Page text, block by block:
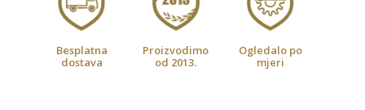
Besplatna
dostava
Proizvodimo
od 2013.
Ogledalo po
mjeri